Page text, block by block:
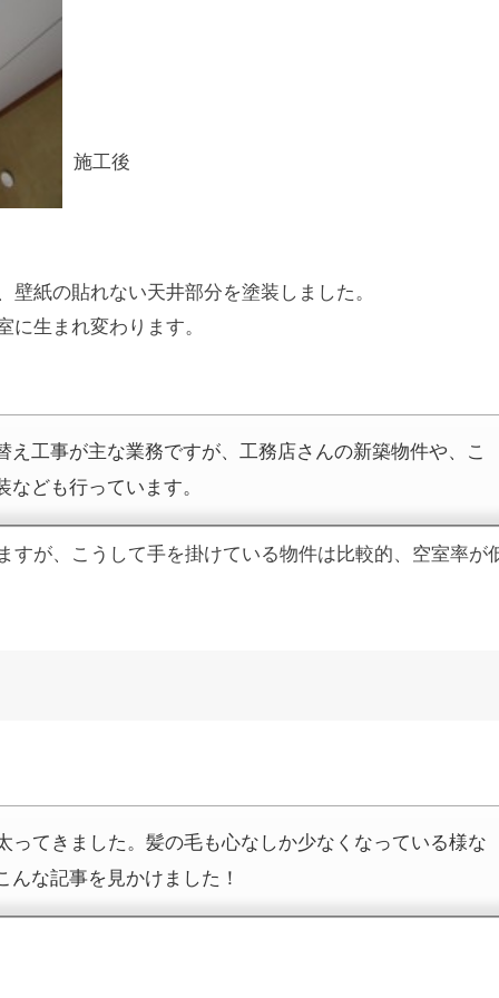
施工後
紙の貼れない天井部分を塗装しました。
生まれ変わります。
え工事が主な業務ですが、工務店さんの新築物件や、こ
ども行っています。
すが、こうして手を掛けている物件は比較的、空室率が
ってきました。髪の毛も心なしか少なくなっている様な
な記事を見かけました！